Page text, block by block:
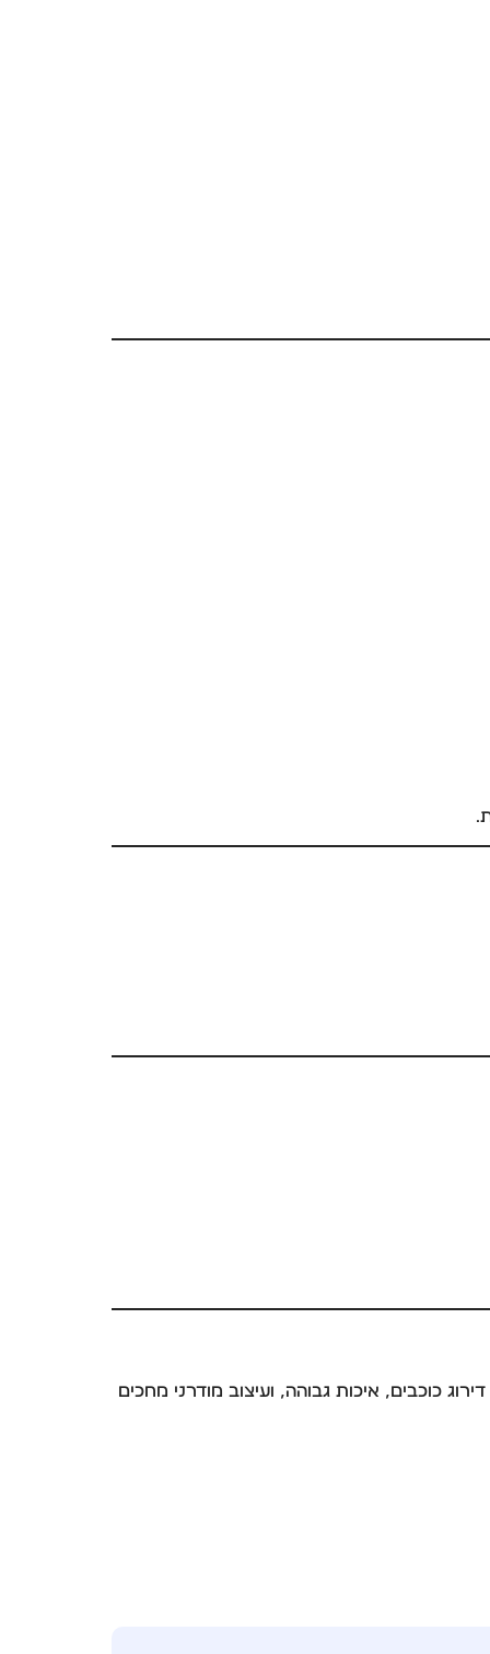
כוכבים, איכות גבוהה, ועיצוב מודרני מחכים